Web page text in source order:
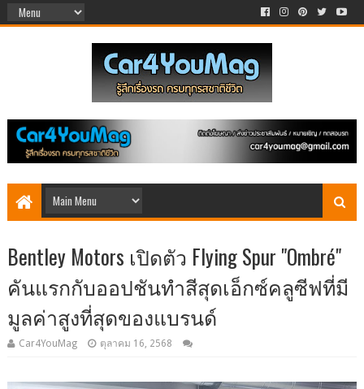
Bentley Motors เปิดตัว Flying Spur "Ombré"
คันแรกกับออปชันทำสีสุดเอ็กซ์คลูซีฟที่มี
มูลค่าสูงที่สุดของแบรนด์
Car4YouMag ตุลาคม 16, 2568